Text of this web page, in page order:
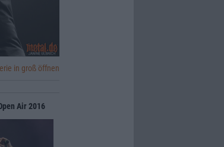
in groß öffnen
Air 2016